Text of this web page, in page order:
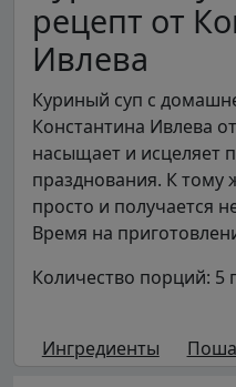
рецепт от
Ивлева
Куриный суп с
Константина Ивлева
насыщает и исцеляет
празднования. К тому
просто и получается
Время на
Количество порций: 5
Ингредиенты